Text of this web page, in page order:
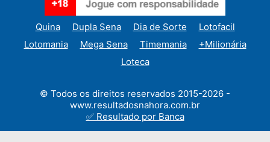
Quina Dupla Sena Dia de Sorte
Lotofacil
Lotomania
Mega Sena Timemania
+Milionária
Loteca
© Todos os direitos reservados 2015-2026 -
www.resultadosnahora.com.br
✅ Resultado por Banca